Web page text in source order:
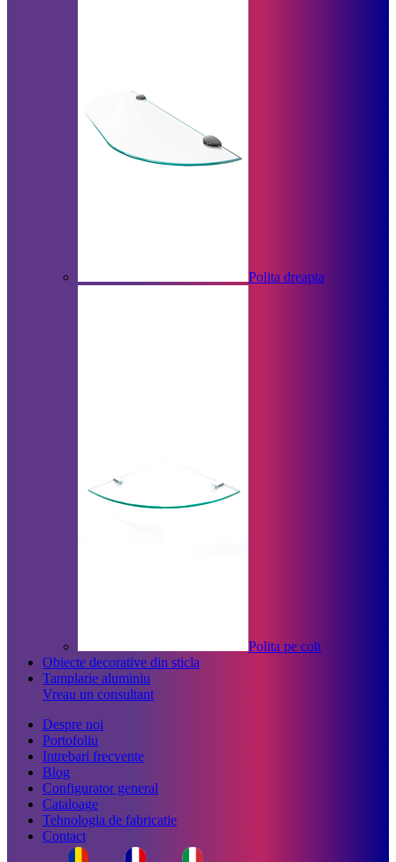
Polita dreapta
Polita pe colt
Obiecte decorative din sticla
Tamplarie aluminiu
Vreau un consultant
Despre noi
Portofoliu
Intrebari frecvente
Blog
Configurator general
Cataloage
Tehnologia de fabricatie
Contact